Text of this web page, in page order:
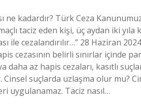
ne kadardır? Türk Ceza
taciz eden kişi, üç aydan iki yıla
ile cezalandırılır…” 28 Haziran
cezasının belirli sınırlar içinde
daha az hapis cezaları, kasıtlı
Cinsel suçlarda uzlaşma olur mu?
uygulanamaz. Taciz nasıl…